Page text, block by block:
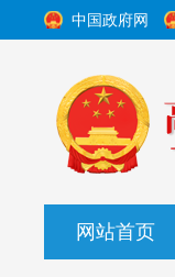
中国政府网
网站首页